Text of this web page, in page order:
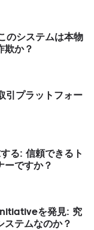
システムは本物
欺か？
プラットフォー
る: 信頼できるト
ーですか？
を発見: 究
ステムなのか？